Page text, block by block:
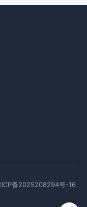
ICP备2025208294号-16